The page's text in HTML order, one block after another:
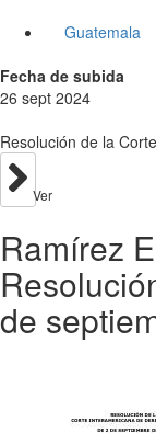
Guatemala
Fecha de subida
26 sept 2024
Resolución de la
Ver
Ramírez
de